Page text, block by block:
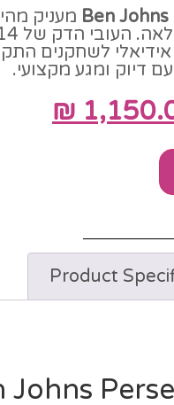
Ben מעניק
לשחקנים
דיוק ומגע מקצועי.
₪
Product